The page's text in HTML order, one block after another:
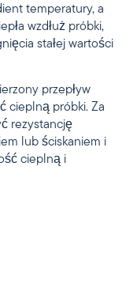
temperatury, a
wzdłuż próbki,
stałej wartości
przepływ
cieplną próbki. Za
rezystancję
lub ściskaniem i
cieplną i